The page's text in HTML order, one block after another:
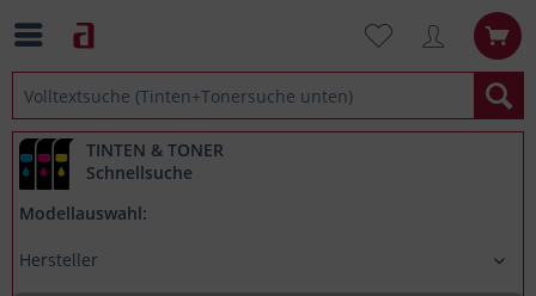
TINTEN & TONER
Schnellsuche
Modellauswahl: